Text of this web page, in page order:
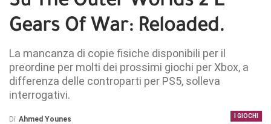
Gears Of War: Reloaded.
La mancanza di copie fisiche disponibili per il
preordine per molti dei prossimi giochi per Xbox, a
differenza delle controparti per PS5, solleva
interrogativi.
I GIOCHI
Di Ahmed Younes